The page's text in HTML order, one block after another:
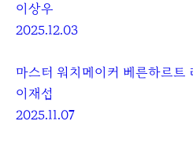
이상우
2025.12.03
마스터 워치메이커 베른하르트
이재섭
2025.11.07